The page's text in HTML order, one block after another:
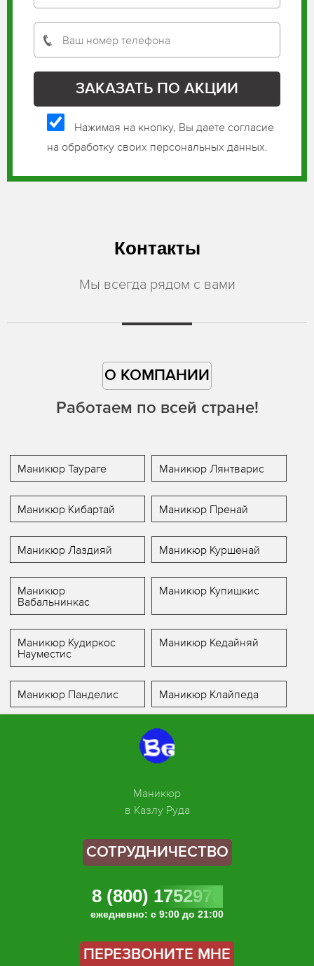
Нажимая на кнопку, Вы даете согласие
на обработку своих персональных данных.
Контакты
Мы всегда рядом с вами
О КОМПАНИИ
Работаем по всей стране!
Маникюр Таураге Маникюр Лянтварис
Маникюр Кибартай Маникюр Пренай
Маникюр Лаздияй Маникюр Куршенай
Маникюр
Вабальнинкас
Маникюр Купишкис
Маникюр Кудиркос
Науместис
Маникюр Кедайняй
Маникюр Панделис Маникюр Клайпеда
Маникюр
в Казлу Руда
СОТРУДНИЧЕСТВО
8 (800) 1752978
ежедневно: с 9:00 до 21:00
ПЕРЕЗВОНИТЕ МНЕ